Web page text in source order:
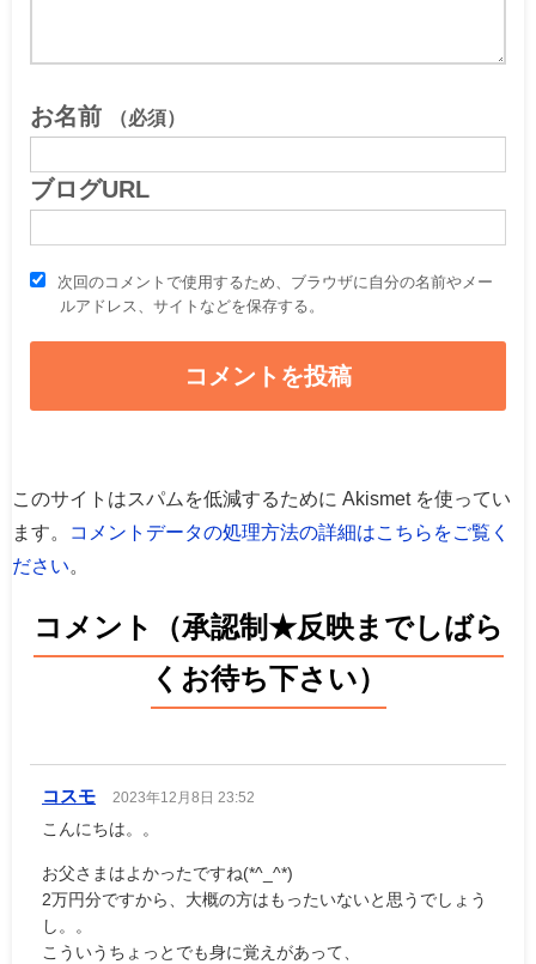
お名前 （必須）
ブログURL
次回のコメントで使用するため、ブラウザに自分の名前やメー
ルアドレス、サイトなどを保存する。
このサイトはスパムを低減するために Akismet を使ってい
ます。
コメントデータの処理方法の詳細はこちらをご覧く
ださい。
コメント（承認制★反映までしばら
くお待ち下さい）
コスモ 2023年12月8日 23:52
こんにちは。。
お父さまはよかったですね(*^_^*)
2万円分ですから、大概の方はもったいないと思うでしょう
し。。
こういうちょっとでも身に覚えがあって、